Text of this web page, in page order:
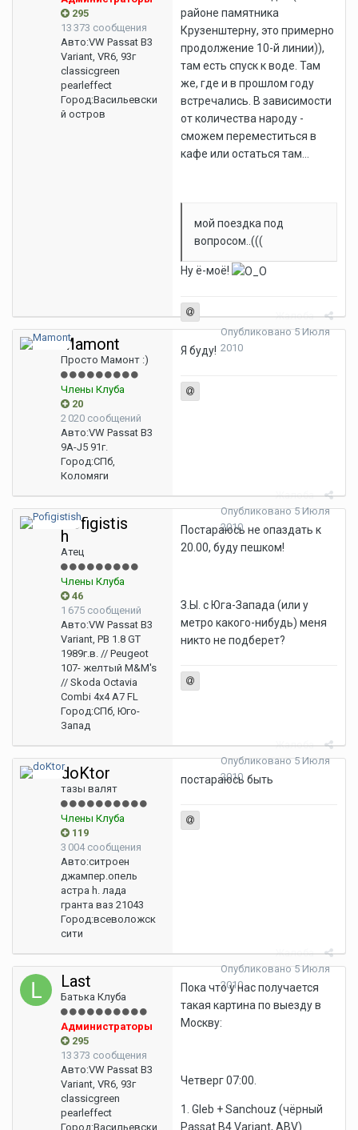
295
13 373 сообщения
Авто:VW Passat B3
Variant, VR6, 93г
classicgreen
pearleffect
Город:Васильевски
й остров
районе памятника
Крузенштерну, это примерно
продолжение 10-й линии)),
там есть спуск к воде. Там
же, где и в прошлом году
встречались. В зависимости
от количества народу -
сможем переместиться в
кафе или остаться там...
мой поездка под
вопросом..(((
Ну ё-моё!
Mamont
Просто Мамонт :)
Члены Клуба
20
2 020 сообщений
Авто:VW Passat B3
9A-J5 91г.
Город:СПб,
Коломяги
Жалоба
Опубликовано5 Июля
2010
Я буду!
Pofigistis
h
Атец
Члены Клуба
46
1 675 сообщений
Авто:VW Passat B3
Variant, PB 1.8 GT
1989г.в. // Peugeot
107- желтый M&M's
// Skoda Octavia
Combi 4x4 A7 FL
Город:СПб, Юго-
Запад
Жалоба
Опубликовано5 Июля
2010
Постараюсь не опаздать к
20.00, буду пешком!
З.Ы. с Юга-Запада (или у
метро какого-нибудь) меня
никто не подберет?
doKtor
тазы валят
Члены Клуба
119
3 004 сообщения
Авто:ситроен
джампер.опель
астра h. лада
гранта ваз 21043
Город:всеволожск
сити
Жалоба
Опубликовано5 Июля
2010
постараюсь быть
Last
Батька Клуба
Администраторы
295
13 373 сообщения
Авто:VW Passat B3
Variant, VR6, 93г
classicgreen
pearleffect
Город:Васильевски
Жалоба
Опубликовано5 Июля
2010
Пока что у нас получается
такая картина по выезду в
Москву:
Четверг 07:00.
1. Gleb + Sanchouz (чёрный
Passat B4 Variant, ABV)